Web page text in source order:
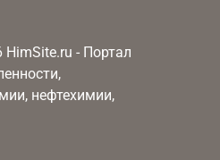
- Портал
нефтехимии,